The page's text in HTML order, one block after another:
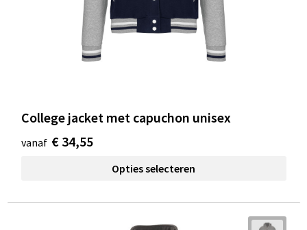
College jacket met capuchon unisex
vanaf € 34,55
Opties selecteren